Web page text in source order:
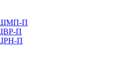
П
П
П